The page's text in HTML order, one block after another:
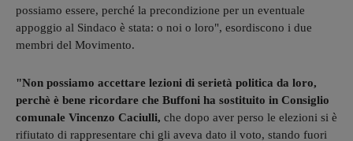
possiamo essere, perché la precondizione per un eventuale
appoggio al Sindaco è stata: o noi o loro", esordiscono i due
membri del Movimento.
"Non possiamo accettare lezioni di serietà politica da loro,
perchè è bene ricordare che Buffoni ha sostituito in Consiglio
comunale Vincenzo Caciulli, che dopo aver perso le elezioni si è
rifiutato di rappresentare chi gli aveva dato il voto, stando fuori